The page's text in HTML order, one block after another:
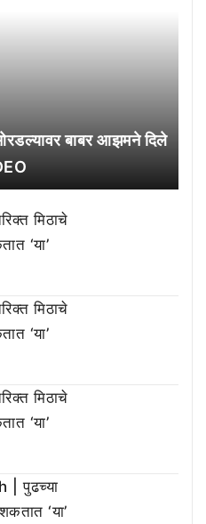
बाबर आझमने दिले
मिठाचे
‘या’
मिठाचे
‘या’
मिठाचे
‘या’
पुढच्या
‘या’